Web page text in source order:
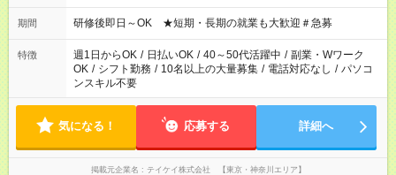
期間 研修後即日～OK ★短期・長期の就業も大歓迎＃急募
特徴 週1日からOK / 日払いOK / 40～50代活躍中 / 副業・Wワーク
OK / シフト勤務 / 10名以上の大量募集 / 電話対応なし / パソコ
ンスキル不要
気になる！ 応募する 詳細へ
掲載元企業名 テイケイ株式会社 【東京・神奈川エリア】